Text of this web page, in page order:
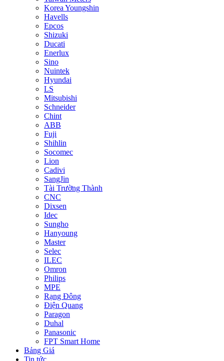
Korea Youngshin
Havells
Epcos
Shizuki
Ducati
Enerlux
Sino
Nuintek
Hyundai
LS
Mitsubishi
Schneider
Chint
ABB
Fuji
Shihlin
Socomec
Lion
Cadivi
SangJin
Tài Trường Thành
CNC
Dixsen
Idec
Sungho
Hanyoung
Master
Selec
ILEC
Omron
Philips
MPE
Rạng Đông
Điện Quang
Paragon
Duhal
Panasonic
FPT Smart Home
Bảng Giá
Tin tức